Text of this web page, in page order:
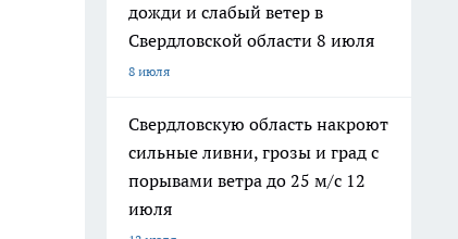
дожди и слабый ветер в
Свердловской области 8 июля
8 июля
Свердловскую область накроют
сильные ливни, грозы и град с
порывами ветра до 25 м/с 12
июля